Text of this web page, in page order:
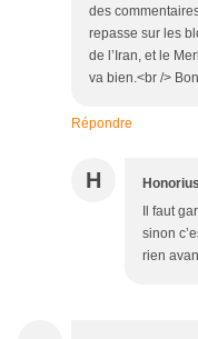
des
repasse sur les
de l’Iran, et le
va bien.<br />
Répondre
H Honorius
Il faut
sinon
rien